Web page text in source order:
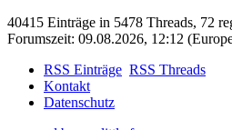
40415 Einträge in 5478 Threads, 72
Forumszeit: 09.08.2026, 12:12
RSS Einträge RSS Threads
Kontakt
Datenschutz